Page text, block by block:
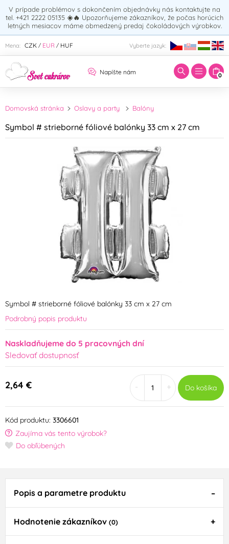
V prípade problémov s dokončením objednávky nás kontaktujte na
tel. +421 2222 05135 ☀️🔥 Upozorňujeme zákazníkov, že počas horúcich
letných mesiacov máme obmedzený predaj čokoládových výrobkov.
Mena: CZK / EUR / HUF Vyberte jazyk:
Napíšte nám 0
Zadajte hľadaný výraz:
Domovská stránka Oslavy a party Balóny
Symbol # strieborné fóliové balónky 33 cm x 27 cm
Symbol # strieborné fóliové balónky 33 cm x 27 cm
Podrobný popis produktu
Naskladňujeme do 5 pracovných dní
Sledovať dostupnosť
2,64 € + Do košíka
Kód produktu: 3306601
Zaujíma vás tento výrobok?
Do obľúbených
Popis a parametre produktu
Hodnotenie zákazníkov (0)